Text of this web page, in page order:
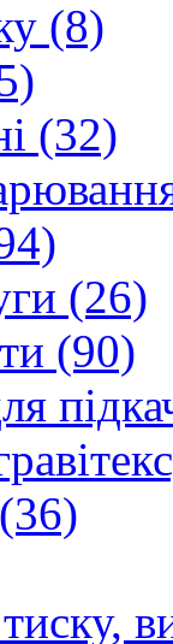
(8)
(32)
(26)
(90)